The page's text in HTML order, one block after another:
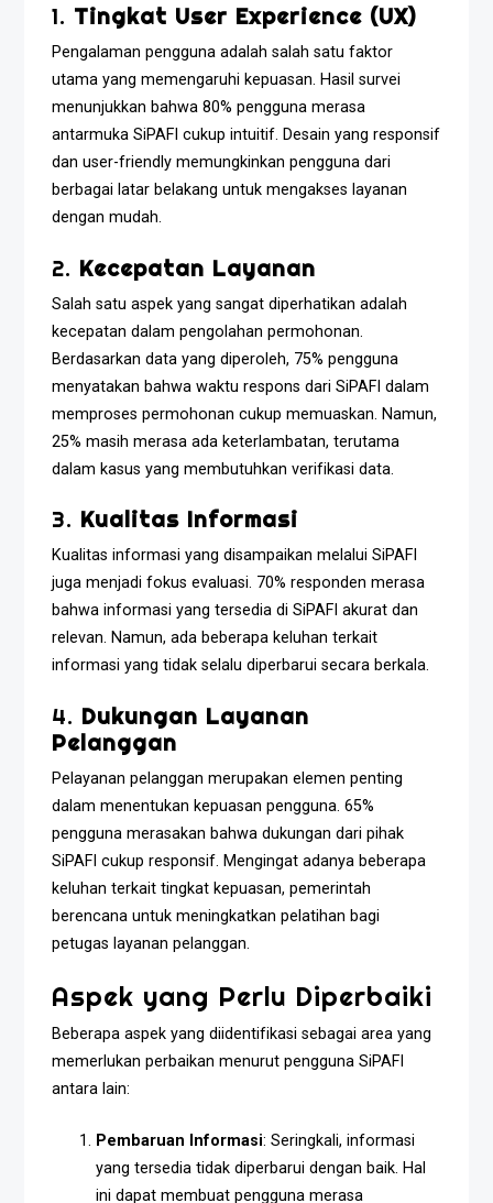
1. Tingkat User Experience (UX)
Pengalaman pengguna adalah salah satu faktor
utama yang memengaruhi kepuasan. Hasil survei
menunjukkan bahwa 80% pengguna merasa
antarmuka SiPAFI cukup intuitif. Desain yang responsif
dan user-friendly memungkinkan pengguna dari
berbagai latar belakang untuk mengakses layanan
dengan mudah.
2. Kecepatan Layanan
Salah satu aspek yang sangat diperhatikan adalah
kecepatan dalam pengolahan permohonan.
Berdasarkan data yang diperoleh, 75% pengguna
menyatakan bahwa waktu respons dari SiPAFI dalam
memproses permohonan cukup memuaskan. Namun,
25% masih merasa ada keterlambatan, terutama
dalam kasus yang membutuhkan verifikasi data.
3. Kualitas Informasi
Kualitas informasi yang disampaikan melalui SiPAFI
juga menjadi fokus evaluasi. 70% responden merasa
bahwa informasi yang tersedia di SiPAFI akurat dan
relevan. Namun, ada beberapa keluhan terkait
informasi yang tidak selalu diperbarui secara berkala.
4. Dukungan Layanan
Pelanggan
Pelayanan pelanggan merupakan elemen penting
dalam menentukan kepuasan pengguna. 65%
pengguna merasakan bahwa dukungan dari pihak
SiPAFI cukup responsif. Mengingat adanya beberapa
keluhan terkait tingkat kepuasan, pemerintah
berencana untuk meningkatkan pelatihan bagi
petugas layanan pelanggan.
Aspek yang Perlu Diperbaiki
Beberapa aspek yang diidentifikasi sebagai area yang
memerlukan perbaikan menurut pengguna SiPAFI
antara lain:
Pembaruan Informasi: Seringkali, informasi
yang tersedia tidak diperbarui dengan baik. Hal
ini dapat membuat pengguna merasa